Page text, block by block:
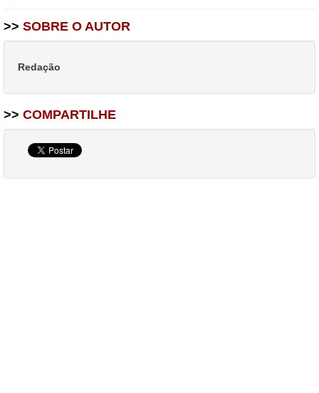
>> SOBRE O AUTOR
Redação
>> COMPARTILHE